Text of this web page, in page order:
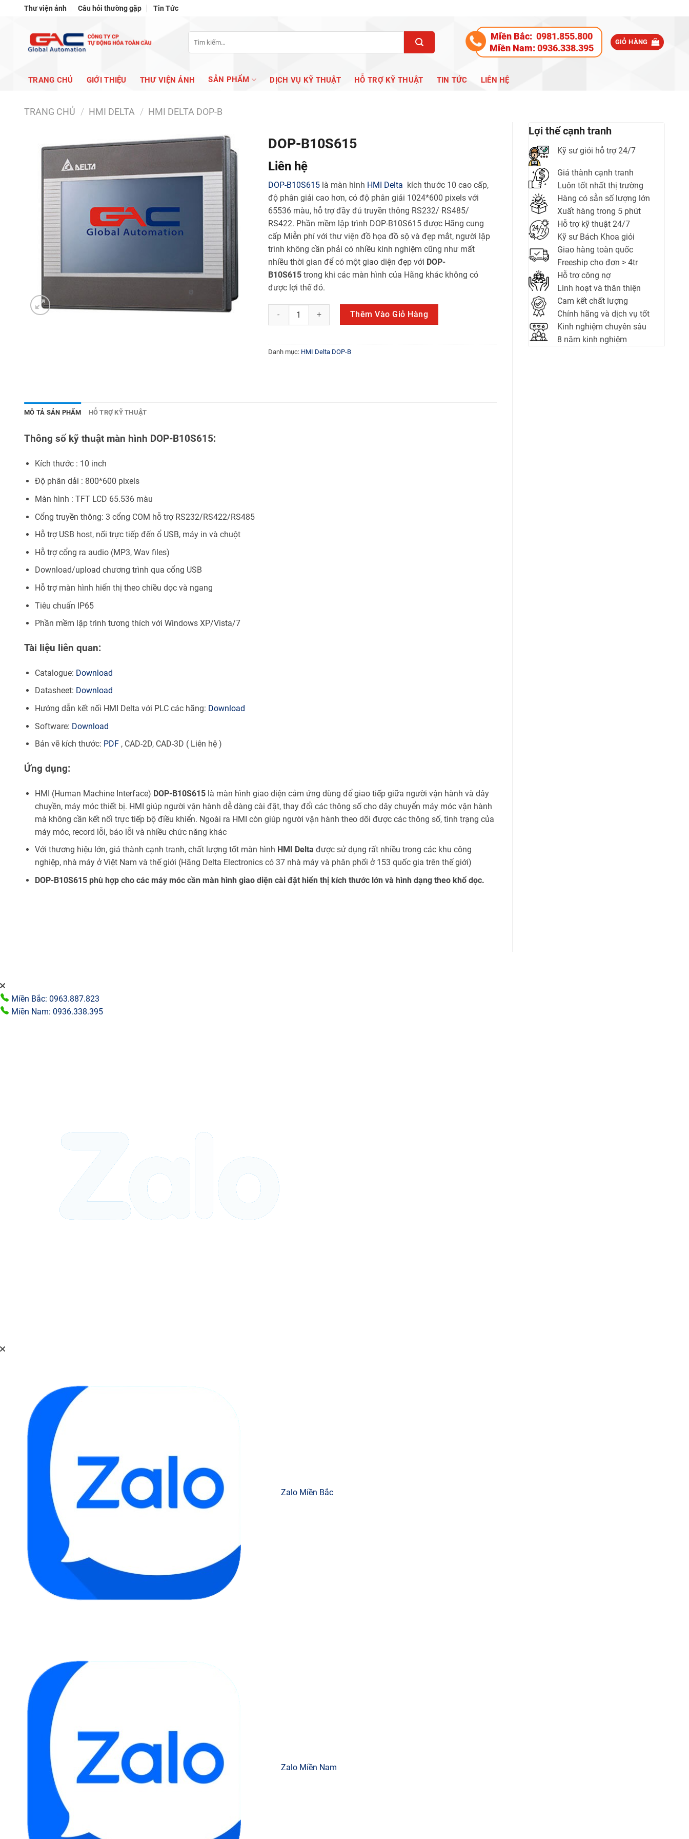
Thư viện ảnh Câu hỏi thường gặp Tin Tức
Tìm
kiếm:
Miền Bắc: 0981.855.800
Miền Nam:0936.338.395
GIỎ HÀNG
TRANG CHỦ GIỚI THIỆU THƯ VIỆN ẢNH SẢN PHẨM DỊCH VỤ KỸ THUẬT HỖ TRỢ KỸ THUẬT TIN TỨC LIÊN HỆ
TRANG CHỦ / HMI DELTA / HMI DELTA DOP-B
Lợi thế cạnh tranh
Kỹ sư giỏi hỗ trợ 24/7
Giá thành cạnh tranh
Luôn tốt nhất thị trường
Hàng có sẵn số lượng lớn
Xuất hàng trong 5 phút
Hỗ trợ kỹ thuật 24/7
Kỹ sư Bách Khoa giỏi
Giao hàng toàn quốc
Freeship cho đơn > 4tr
Hỗ trợ công nợ
Linh hoạt và thân thiện
Cam kết chất lượng
Chính hãng và dịch vụ tốt
Kinh nghiệm chuyên sâu
8 năm kinh nghiệm
DOP-B10S615
Liên hệ
DOP-B10S615 là màn hình HMI Delta kích thước 10 cao cấp,
độ phân giải cao hơn, có độ phân giải 1024*600 pixels với
65536 màu, hỗ trợ đầy đủ truyền thông RS232/ RS485/
RS422. Phần mềm lập trình DOP-B10S615 được Hãng cung
cấp Miễn phí với thư viện đồ họa đồ sộ và đẹp mắt, người lập
trình không cần phải có nhiều kinh nghiệm cũng như mất
nhiều thời gian để có một giao diện đẹp với DOP-
B10S615 trong khi các màn hình của Hãng khác không có
được lợi thế đó.
DOP-B10S615 số lượng Thêm Vào Giỏ Hàng
Danh mục: HMI Delta DOP-B
MÔ TẢ SẢN PHẨM HỖ TRỢ KỸ THUẬT
Thông số kỹ thuật màn hình DOP-B10S615:
Kích thước : 10 inch
Độ phân dải : 800*600 pixels
Màn hình : TFT LCD 65.536 màu
Cổng truyền thông: 3 cổng COM hỗ trợ RS232/RS422/RS485
Hỗ trợ USB host, nối trực tiếp đến ổ USB, máy in và chuột
Hỗ trợ cổng ra audio (MP3, Wav files)
Download/upload chương trình qua cổng USB
Hỗ trợ màn hình hiển thị theo chiều dọc và ngang
Tiêu chuẩn IP65
Phần mềm lập trình tương thích với Windows XP/Vista/7
Tài liệu liên quan:
Catalogue: Download
Datasheet: Download
Hướng dẫn kết nối HMI Delta với PLC các hãng: Download
Software: Download
Bản vẽ kích thước: PDF, CAD-2D, CAD-3D ( Liên hệ )
Ứng dụng:
HMI (Human Machine Interface) DOP-B10S615 là màn hình giao diện cảm ứng dùng để giao tiếp giữa người vận hành và dây
chuyền, máy móc thiết bị. HMI giúp người vận hành dễ dàng cài đặt, thay đổi các thông số cho dây chuyển máy móc vận hành
mà không cần kết nối trực tiếp bộ điều khiển. Ngoài ra HMI còn giúp người vận hành theo dõi được các thông số, tình trạng của
máy móc, record lỗi, báo lỗi và nhiều chức năng khác
Với thương hiệu lớn, giá thành cạnh tranh, chất lượng tốt màn hình HMI Delta được sử dụng rất nhiều trong các khu công
nghiệp, nhà máy ở Việt Nam và thế giới (Hãng Delta Electronics có 37 nhà máy và phân phối ở 153 quốc gia trên thế giới)
DOP-B10S615 phù hợp cho các máy móc cần màn hình giao diện cài đặt hiển thị kích thước lớn và hình dạng theo khổ dọc.
Miền Bắc: 0963.887.823
Miền Nam: 0936.338.395
Zalo Miền Bắc
Zalo Miền Nam